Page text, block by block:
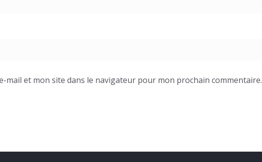
mail et mon site dans le navigateur pour mon prochain commentaire.